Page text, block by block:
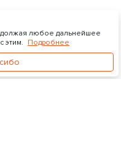
любое дальнейшее
этим. Подробнее